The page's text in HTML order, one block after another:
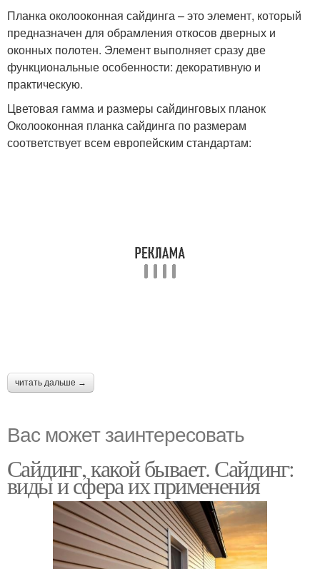
Планка околооконная сайдинга – это элемент, который
предназначен для обрамления откосов дверных и
оконных полотен. Элемент выполняет сразу две
функциональные особенности: декоративную и
практическую.
Цветовая гамма и размеры сайдинговых планок
Околооконная планка сайдинга по размерам
соответствует всем европейским стандартам:
читать дальше →
Вас может заинтересовать
Сайдинг, какой бывает. Сайдинг:
виды и сфера их применения